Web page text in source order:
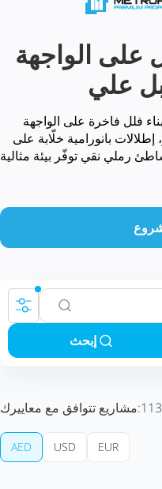
على الواجهة
علي
فلل فاخرة على الواجهة
بانورامية خلّابة على
رملي نقي توفّر بيئة مثالية
إبحث
مشاريع تتوافق مع معاييرك:
AED USD EUR